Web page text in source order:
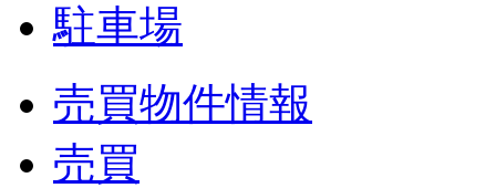
駐車場
売買物件情報
売買